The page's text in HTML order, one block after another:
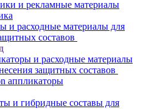
и рекламные материалы
и расходные материалы для
составов
и расходные материалы
защитных составов
аппликаторы
и гибридные составы для